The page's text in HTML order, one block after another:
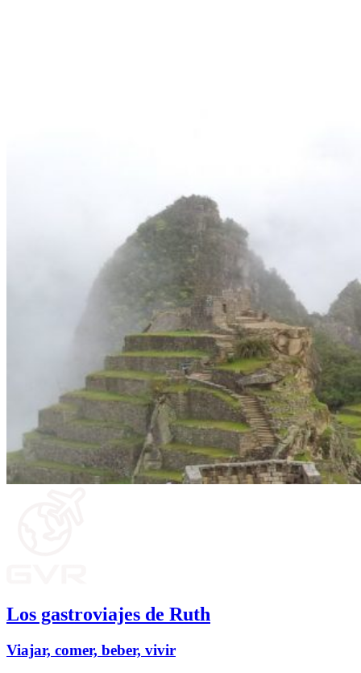
Los gastroviajes de Ruth
Viajar, comer, beber, vivir